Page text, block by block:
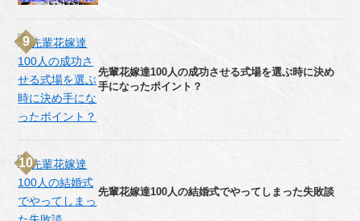
先輩花嫁達100人の成功させる式場を選ぶ時に決め
手になったポイント？
先輩花嫁達100人の結婚式でやってしまった失敗談